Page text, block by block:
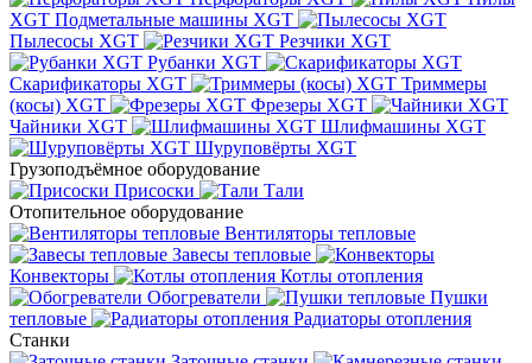
XGT Подметальные машины XGT
Пылесосы XGT
Резчики XGT
Рубанки XGT
Скарификаторы XGT
Триммеры
(косы) XGT
Фрезеры XGT
Чайники XGT
Шлифмашины XGT
Шуруповёрты XGT
Грузоподъёмное оборудование
Присоски
Тали
Отопительное оборудование
Вентиляторы тепловые
Завесы тепловые
Конвекторы
Котлы отопления
Обогреватели
Пушки
тепловые
Радиаторы отопления
Станки